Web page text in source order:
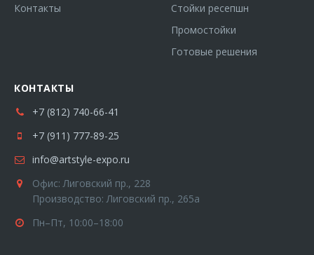
Контакты
Стойки ресепшн
Промостойки
Готовые решения
КОНТАКТЫ
+7 (812) 740-66-41
+7 (911) 777-89-25
info@artstyle-expo.ru
Офис: Лиговский пр., 228
Производство: Лиговский пр., 265а
Пн–Пт, 10:00–18:00